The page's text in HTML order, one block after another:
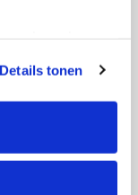
wijzigen of
de pagina. De
“details”.
Details tonen